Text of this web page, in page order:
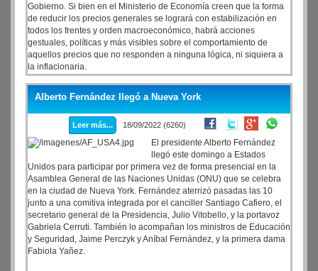
Gobierno. Si bien en el Ministerio de Economía creen que la forma
de reducir los precios generales se logrará con estabilización en
todos los frentes y orden macroeconómico, habrá acciones
gestuales, políticas y más visibles sobre el comportamiento de
aquellos precios que no responden a ninguna lógica, ni siquiera a
la inflacionaria.
Alberto Fernández llegó a Nueva York
Leer más... 18/09/2022 (6260)
El presidente Alberto Fernández
llegó este domingo a Estados
Unidos para participar por primera vez de forma presencial en la
Asamblea General de las Naciones Unidas (ONU) que se celebra
en la ciudad de Nueva York. Fernández aterrizó pasadas las 10
junto a una comitiva integrada por el canciller Santiago Cafiero, el
secretario general de la Presidencia, Julio Vitobello, y la portavoz
Gabriela Cerruti. También lo acompañan los ministros de Educación
y Seguridad, Jaime Perczyk y Aníbal Fernández, y la primera dama
Fabiola Yañez.